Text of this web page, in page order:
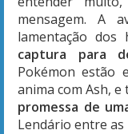
mensagem. A
lamentação dos
captura para
Pokémon estão
anima com Ash, e
promessa de
Lendário entre as